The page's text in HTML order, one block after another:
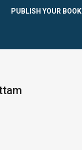
PUBLISH YOUR BOOK